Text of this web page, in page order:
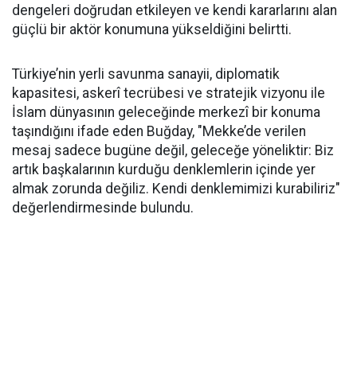
dengeleri doğrudan etkileyen ve kendi kararlarını alan
güçlü bir aktör konumuna yükseldiğini belirtti.
Türkiye’nin yerli savunma sanayii, diplomatik
kapasitesi, askerî tecrübesi ve stratejik vizyonu ile
İslam dünyasının geleceğinde merkezî bir konuma
taşındığını ifade eden Buğday, "Mekke’de verilen
mesaj sadece bugüne değil, geleceğe yöneliktir: Biz
artık başkalarının kurduğu denklemlerin içinde yer
almak zorunda değiliz. Kendi denklemimizi kurabiliriz"
değerlendirmesinde bulundu.